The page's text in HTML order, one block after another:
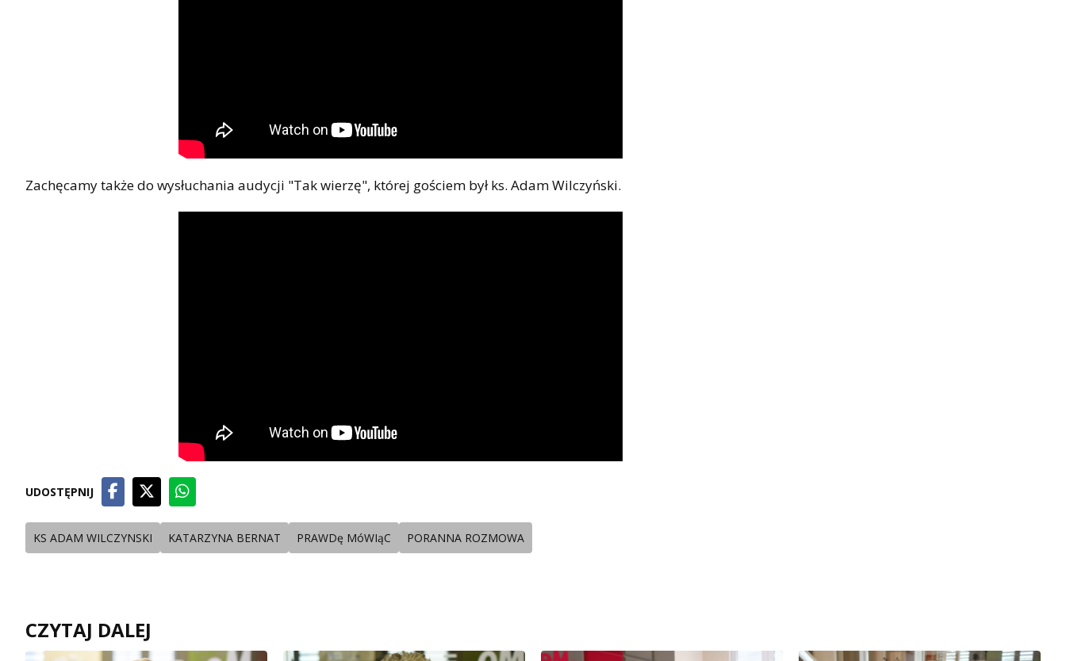
Zachęcamy także do wysłuchania audycji "Tak wierzę", której gościem był ks. Adam Wilczyński.
UDOSTĘPNIJ
KS ADAM WILCZYNSKI KATARZYNA BERNAT PRAWDę MóWIąC PORANNA ROZMOWA
CZYTAJ DALEJ